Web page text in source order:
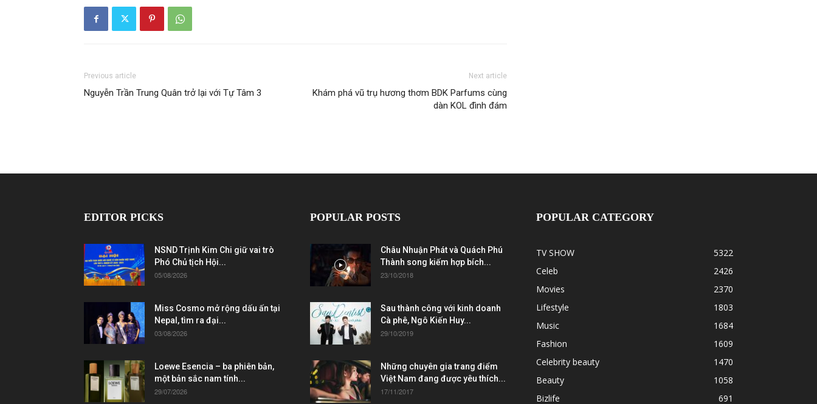
Previous article
Nguyễn Trần Trung Quân trở lại với Tự Tâm 3
Next article
Khám phá vũ trụ hương thơm BDK Parfums cùng
dàn KOL đình đám
EDITOR PICKS
NSND Trịnh Kim Chi giữ vai trò
Phó Chủ tịch Hội...
05/08/2026
Miss Cosmo mở rộng dấu ấn tại
Nepal, tìm ra đại...
03/08/2026
Loewe Esencia – ba phiên bản,
một bản sắc nam tính...
29/07/2026
POPULAR POSTS
Châu Nhuận Phát và Quách Phú
Thành song kiếm hợp bích...
23/10/2018
Sau thành công với kinh doanh
Cà phê, Ngô Kiến Huy...
29/10/2019
Những chuyên gia trang điểm
Việt Nam đang được yêu thích...
17/11/2017
POPULAR CATEGORY
TV SHOW
5322
Celeb
2426
Movies
2370
Lifestyle
1803
Music
1684
Fashion
1609
Celebrity beauty
1470
Beauty
1058
Bizlife
691